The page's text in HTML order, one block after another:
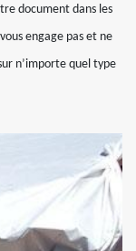
document dans les
engage pas et ne
n’importe quel type